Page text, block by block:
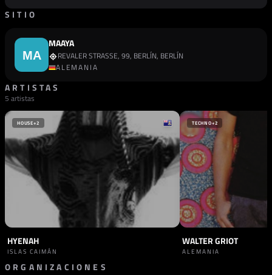
SITIO
MAAYA
REVALER STRASSE, 99, BERLÍN, BERLÍN
ALEMANIA
ARTISTAS
5 artistas
HOUSE+2
HYENAH
ISLAS CAIMÁN
TECHNO+2
WALTER GRIOT
ALEMANIA
ORGANIZACIONES